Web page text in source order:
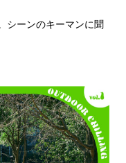
シーンのキーマンに聞